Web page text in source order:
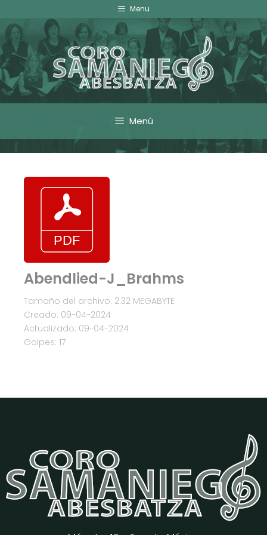
Menu
Menú
Abendlied-J_Brahms
Tamaño del archivo: 2.32 MEGABYTE
Creado: 09-04-2024
Actualizado: 09-04-2024
Golpes: 17